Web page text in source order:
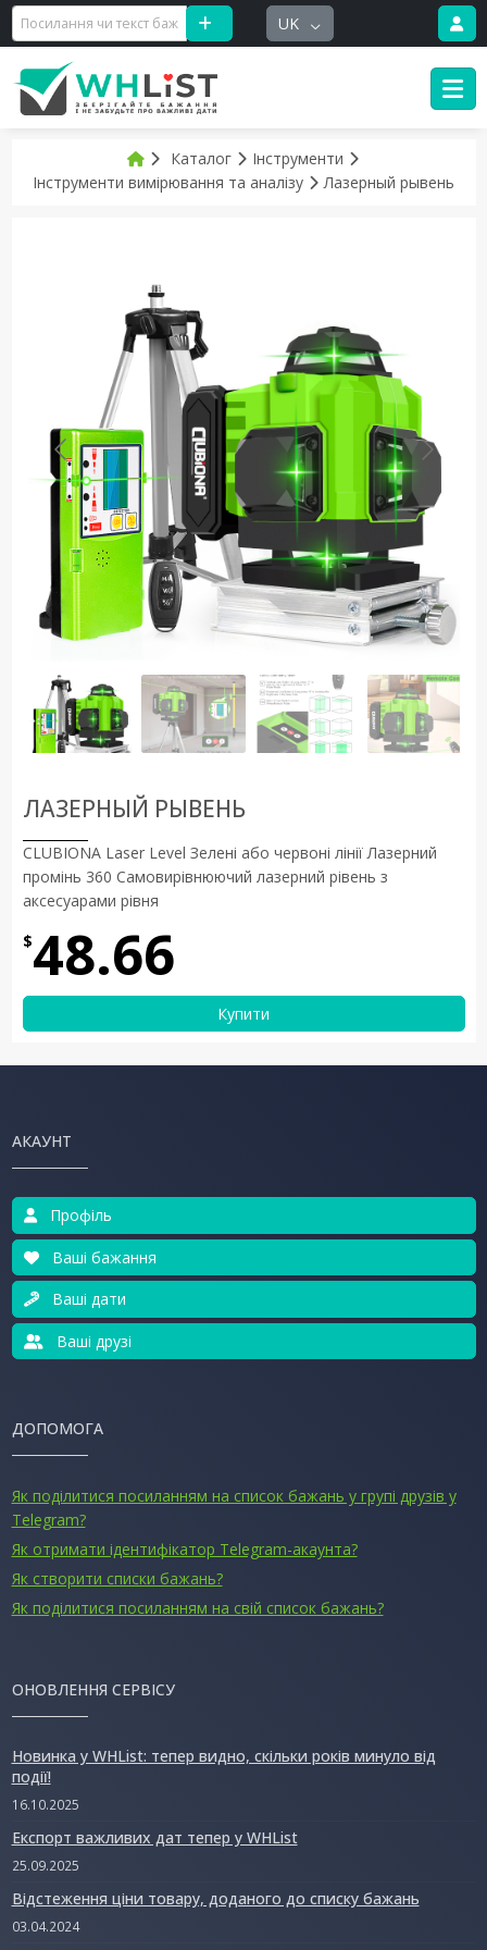
UK
Каталог
Інструменти
Інструменти вимірювання та аналізу
Лазерный рывень
ЛАЗЕРНЫЙ РЫВЕНЬ
CLUBIONA Laser Level Зелені або червоні лінії Лазерний
промінь 360 Самовирівнюючий лазерний рівень з
аксесуарами рівня
$48.66
Купити
АКАУНТ
Профіль
Ваші бажання
Ваші дати
Ваші друзі
ДОПОМОГА
Як поділитися посиланням на список бажань у групі друзів у
Telegram?
Як отримати ідентифікатор Telegram-акаунта?
Як створити списки бажань?
Як поділитися посиланням на свій список бажань?
ОНОВЛЕННЯ СЕРВІСУ
Новинка у WHList: тепер видно, скільки років минуло від
події!
16.10.2025
Експорт важливих дат тепер у WHList
25.09.2025
Відстеження ціни товару, доданого до списку бажань
03.04.2024